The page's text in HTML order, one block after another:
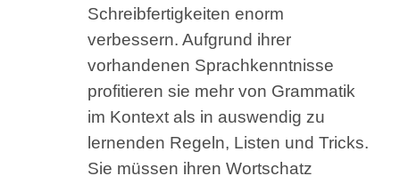
Schreibfertigkeiten enorm
verbessern. Aufgrund ihrer
vorhandenen Sprachkenntnisse
profitieren sie mehr von Grammatik
im Kontext als in auswendig zu
lernenden Regeln, Listen und Tricks.
Sie müssen ihren Wortschatz